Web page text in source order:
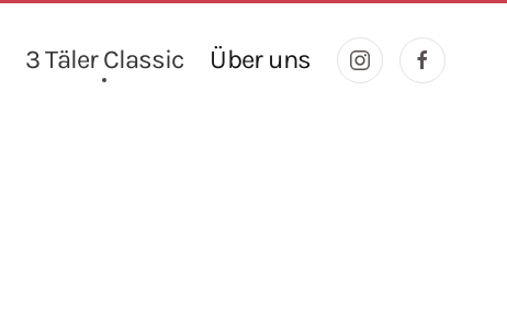
3 Täler Classic Über uns